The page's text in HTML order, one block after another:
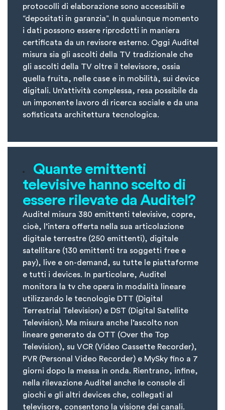
protocolli di elaborazione sono accessibili e
“depositati in garanzia”. In qualunque momento
i dati possono essere riprodotti in maniera
certificata da un revisore esterno. Oggi Auditel
misura sia gli ascolti della TV tradizionale che
gli ascolti della TV oltre il televisore, ossia
quella fruita, nelle case e in mobilità, sui device
digitali. Un’attività complessa, resa possibile da
un imponente lavoro di ricerca sociale e da una
sofisticata architettura tecnologica.
Quante emittenti
televisive hanno scelto di
essere rilevate da Auditel?
Auditel misura 380 emittenti televisive, copre,
cioè, l’intera offerta nella sua articolazione
digitale terrestre (250 emittenti), digitale
satellitare (130 emittenti tra soggetti free e
pay), live e on-demand, su tutte le piattaforme
e tutti i devices. In particolare, Auditel
monitora la tv che opera in modalità lineare
utilizzando le tecnologie DTT (Digital
Terrestrial Television) e DST (Digital Satellite
Television). Ma misura anche l’ascolto non
lineare generato da OTT (Over the Top
Television), su VCR (Video Cassette Recorder),
PVR (Personal Video Recorder) e MySky fino a 7
giorni dopo la messa in onda. Rientrano, infine,
nella rilevazione Auditel anche le console di
giochi e gli altri devices che, collegati al
televisore, consentono la visione dei canali.